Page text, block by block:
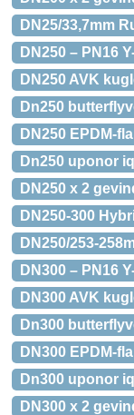
DN25/33,7mm
DN250 – PN16
DN250 AVK
Dn250
DN250 EPDM-
Dn250 uponor
DN250 x 2
DN250-300
DN250/253-
DN300 – PN16
DN300 AVK
Dn300
DN300 EPDM-
Dn300 uponor
DN300 x 2